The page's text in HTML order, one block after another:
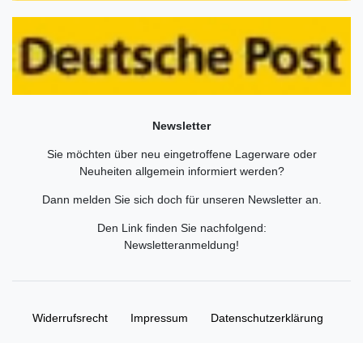
Newsletter
Sie möchten über neu eingetroffene Lagerware oder
Neuheiten allgemein informiert werden?
Dann melden Sie sich doch für unseren Newsletter an.
Den Link finden Sie nachfolgend:
Newsletteranmeldung!
Widerrufs­recht Impressum Daten­schutz­erklärung